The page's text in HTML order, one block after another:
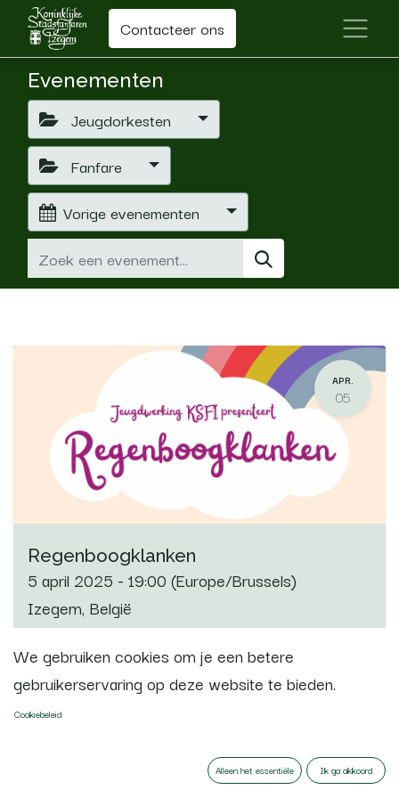
Contacteer ons
Evenementen
Jeugdorkesten
Fanfare
Vorige evenementen
APR.
05
Regenboogklanken
5 april 2025 - 19:00 (Europe/Brussels)
Izegem, België
Registraties gesloten
08
We gebruiken cookies om je een betere
gebruikerservaring op deze website te bieden.
Cookiebeleid
Alleen het essentiële Ik ga akkoord